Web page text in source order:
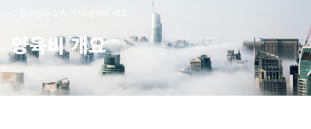
법무법인 대한중앙의 강점
오시는 길
기업 인사이트
사례분석/최신동향
양육비 개요